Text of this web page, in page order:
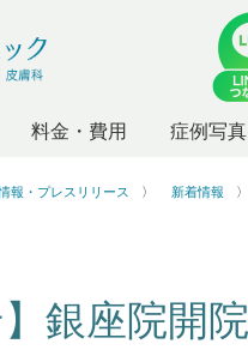
料金・費用 症例写真
報・プレスリリース 新着情報
】銀座院開